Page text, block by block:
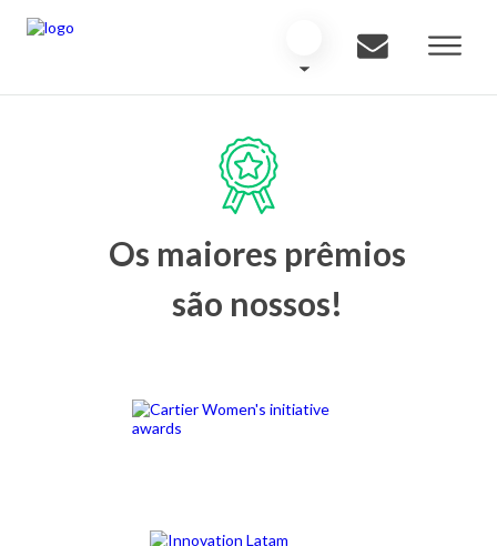
Os maiores prêmios
são nossos!